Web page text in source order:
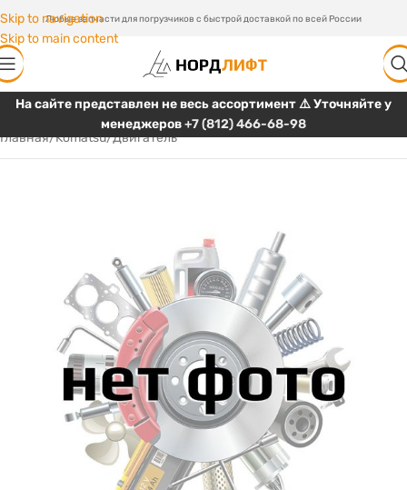
Skip to navigation
Skip to main content
Любые запчасти для погрузчиков с быстрой доставкой по всей России
На сайте представлен не весь ассортимент ⚠️ Уточняйте у
менеджеров+7 (812) 466-68-98
Главная/Komatsu/Двигатель